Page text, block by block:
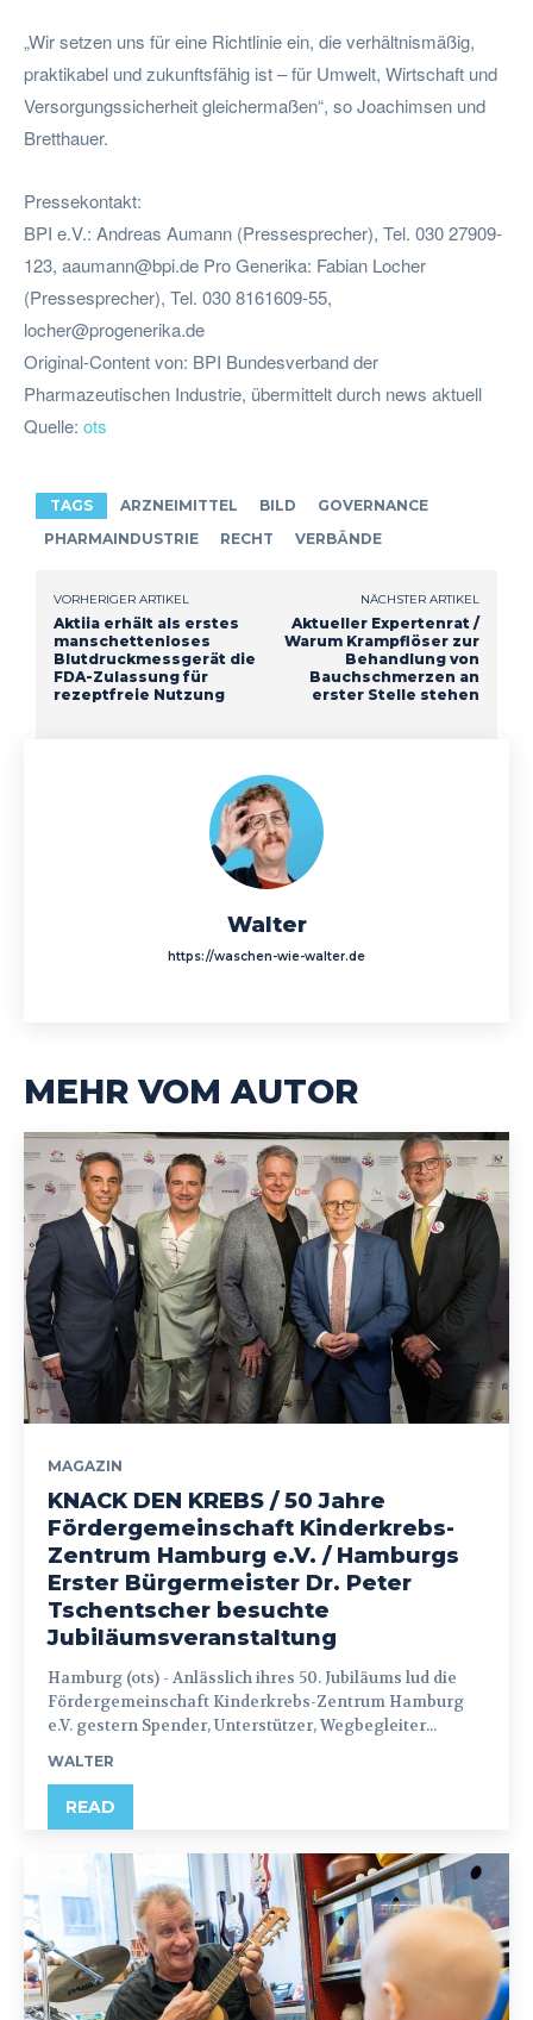
„Wir setzen uns für eine Richtlinie ein, die verhältnismäßig,
praktikabel und zukunftsfähig ist – für Umwelt, Wirtschaft und
Versorgungssicherheit gleichermaßen“, so Joachimsen und
Bretthauer.
Pressekontakt:
BPI e.V.: Andreas Aumann (Pressesprecher), Tel. 030 27909-
123, aaumann@bpi.de Pro Generika: Fabian Locher
(Pressesprecher), Tel. 030 8161609-55,
locher@progenerika.de
Original-Content von: BPI Bundesverband der
Pharmazeutischen Industrie, übermittelt durch news aktuell
Quelle: ots
TAGS ARZNEIMITTEL BILD
GOVERNANCE
PHARMAINDUSTRIE
RECHT VERBÄNDE
VORHERIGER ARTIKEL
Aktiia erhält als erstes
manschettenloses
Blutdruckmessgerät die
FDA-Zulassung für
rezeptfreie Nutzung
NÄCHSTER ARTIKEL
Aktueller Expertenrat /
Warum Krampflöser zur
Behandlung von
Bauchschmerzen an
erster Stelle stehen
Walter
https://waschen-wie-walter.de
MEHR VOM AUTOR
MAGAZIN
KNACK DEN KREBS / 50 Jahre
Fördergemeinschaft Kinderkrebs-
Zentrum Hamburg e.V. / Hamburgs
Erster Bürgermeister Dr. Peter
Tschentscher besuchte
Jubiläumsveranstaltung
Hamburg (ots) - Anlässlich ihres 50. Jubiläums lud die
Fördergemeinschaft Kinderkrebs-Zentrum Hamburg
e.V. gestern Spender, Unterstützer, Wegbegleiter...
WALTER
READ